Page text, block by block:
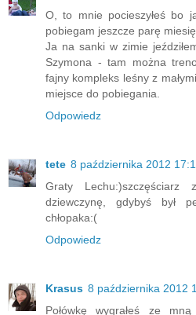
O, to mnie pocieszyłeś bo
pobiegam jeszcze parę
Ja na sanki w zimie
Szymona - tam można
fajny kompleks leśny z
miejsce do pobiegania.
Odpowiedz
tete 8 października 2012
Graty
dziewczynę, gdybyś był
chłopaka:(
Odpowiedz
Krasus 8 października 2012
Połówkę wygrałeś ze